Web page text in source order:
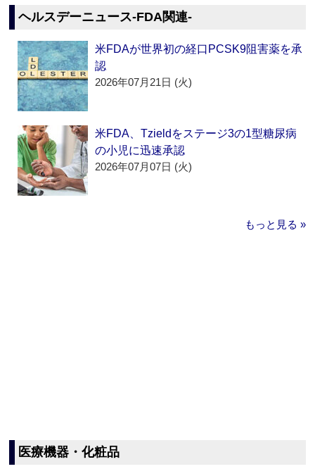
ヘルスデーニュース‐FDA関連‐
米FDAが世界初の経口PCSK9阻害薬を承
認
2026年07月21日 (火)
米FDA、Tzieldをステージ3の1型糖尿病
の小児に迅速承認
2026年07月07日 (火)
もっと見る »
医療機器・化粧品